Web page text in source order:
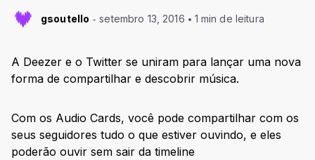
gsoutello setembro 13, 2016 1 min de leitura
A Deezer e o Twitter se uniram para lançar uma nova
forma de compartilhar e descobrir música.
Com os Audio Cards, você pode compartilhar com os
seus seguidores tudo o que estiver ouvindo, e eles
poderão ouvir sem sair da timeline